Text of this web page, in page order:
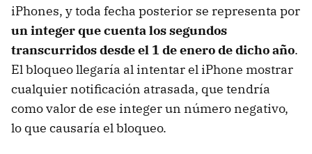
iPhones, y toda fecha posterior se representa por
un integer que cuenta los segundos
transcurridos desde el 1 de enero de dicho año.
El bloqueo llegaría al intentar el iPhone mostrar
cualquier notificación atrasada, que tendría
como valor de ese integer un número negativo,
lo que causaría el bloqueo.